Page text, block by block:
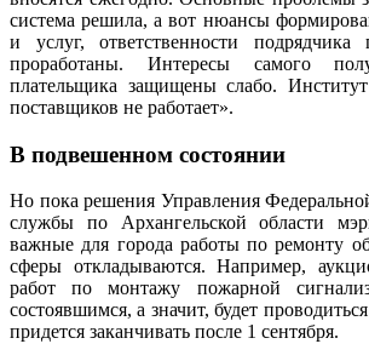
система решила, а вот нюансы
и услуг, ответственности подрядчика
проработаны. Интересы самого
плательщика защищены слабо. Институт
поставщиков не работает».
В подвешенном состоянии
Но пока решения Управления
службы по Архангельской области
важные для города работы по ремонту
сферы откладываются.Например,
работ по монтажу пожарной
состоявшимся, а значит, будет
придется заканчивать после 1 сентября.